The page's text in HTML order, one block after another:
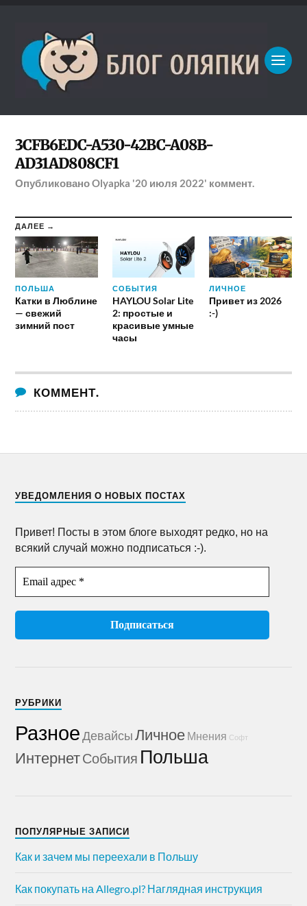
3CFB6EDC-A530-42BC-A08B-
AD31AD808CF1
ОпубликованоOlyapka '20 июля 2022' коммент.
ДАЛЕЕ →
ПОЛЬША
Катки в Люблине
— свежий
зимний пост
СОБЫТИЯ
HAYLOU Solar Lite
2: простые и
красивые умные
часы
ЛИЧНОЕ
Привет из 2026
:-)
КОММЕНТ.
УВЕДОМЛЕНИЯ О НОВЫХ ПОСТАХ
Привет! Посты в этом блоге выходят редко, но на
всякий случай можно подписаться :-).
РУБРИКИ
РазноеДевайсыЛичное Мнения Софт
ИнтернетСобытия Польша
ПОПУЛЯРНЫЕ ЗАПИСИ
Как и зачем мы переехали в Польшу
Как покупать на Allegro.pl? Наглядная инструкция